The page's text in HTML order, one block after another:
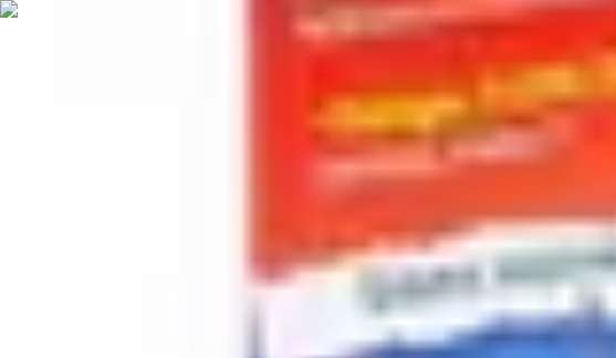
Poissons Frais
Achat et conservationConseils d'AchatRecettes